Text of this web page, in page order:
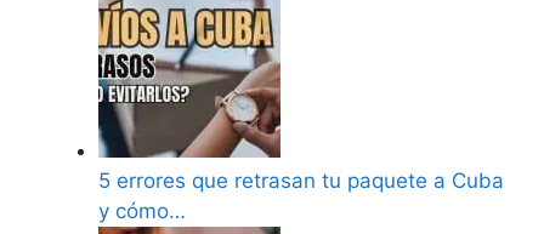
5 errores que retrasan tu paquete a Cuba
y cómo…